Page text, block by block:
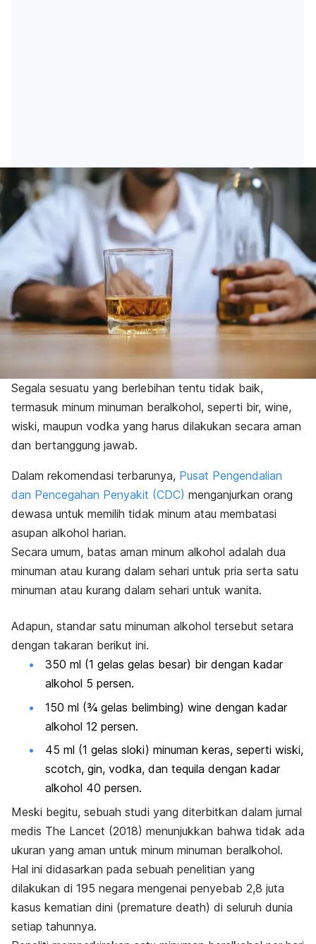
Segala sesuatu yang berlebihan tentu tidak baik,
termasuk minum minuman beralkohol, seperti bir, wine,
wiski, maupun vodka yang harus dilakukan secara aman
dan bertanggung jawab.
Dalam rekomendasi terbarunya, Pusat Pengendalian
dan Pencegahan Penyakit (CDC) menganjurkan orang
dewasa untuk memilih tidak minum atau membatasi
asupan alkohol harian.
Secara umum, batas aman minum alkohol adalah dua
minuman atau kurang dalam sehari untuk pria serta satu
minuman atau kurang dalam sehari untuk wanita.
Adapun, standar satu minuman alkohol tersebut setara
dengan takaran berikut ini.
350 ml (1 gelas gelas besar) bir dengan kadar
alkohol 5 persen.
150 ml (¾ gelas belimbing) wine dengan kadar
alkohol 12 persen.
45 ml (1 gelas sloki) minuman keras, seperti wiski,
scotch, gin, vodka, dan tequila dengan kadar
alkohol 40 persen.
Meski begitu, sebuah studi yang diterbitkan dalam jurnal
medis The Lancet (2018) menunjukkan bahwa tidak ada
ukuran yang aman untuk minum minuman beralkohol.
Hal ini didasarkan pada sebuah penelitian yang
dilakukan di 195 negara mengenai penyebab 2,8 juta
kasus kematian dini (premature death) di seluruh dunia
setiap tahunnya.